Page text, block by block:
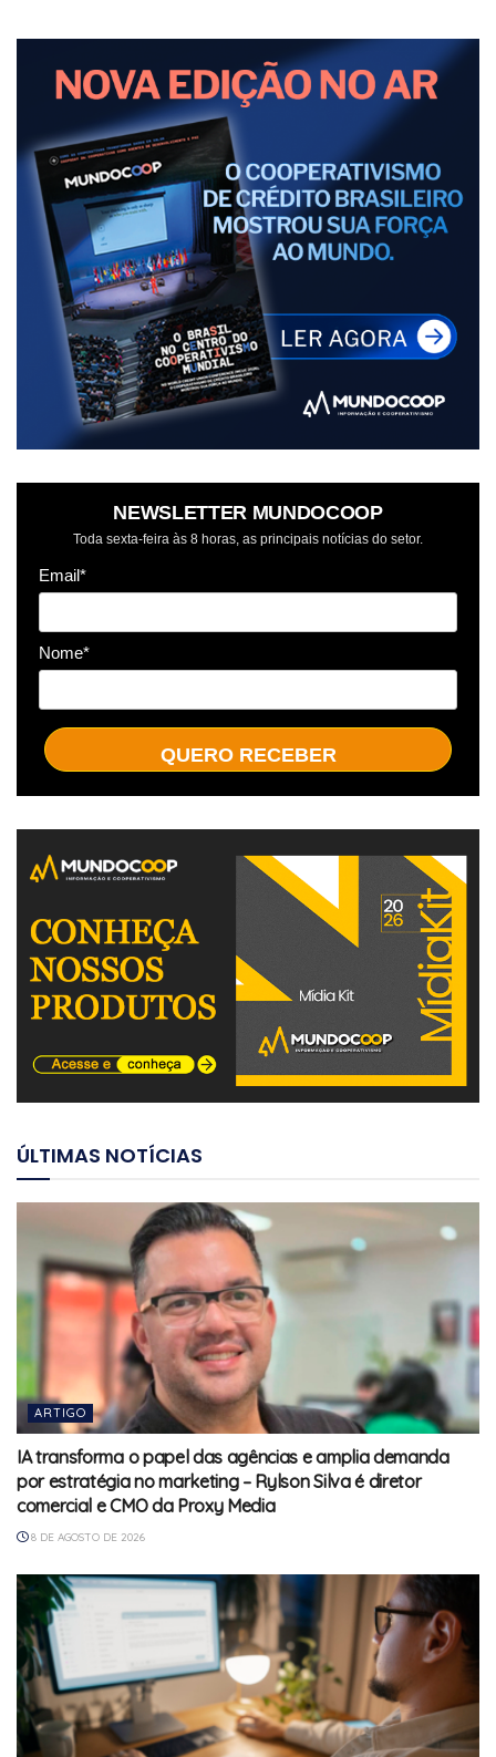
NEWSLETTER MUNDOCOOP
Toda sexta-feira às 8 horas, as principais notícias do setor.
Email*
Nome*
QUERO RECEBER
ÚLTIMAS NOTÍCIAS
ARTIGO
IA transforma o papel das agências e amplia demanda
por estratégia no marketing – Rylson Silva é diretor
comercial e CMO da Proxy Media
8 DE AGOSTO DE 2026